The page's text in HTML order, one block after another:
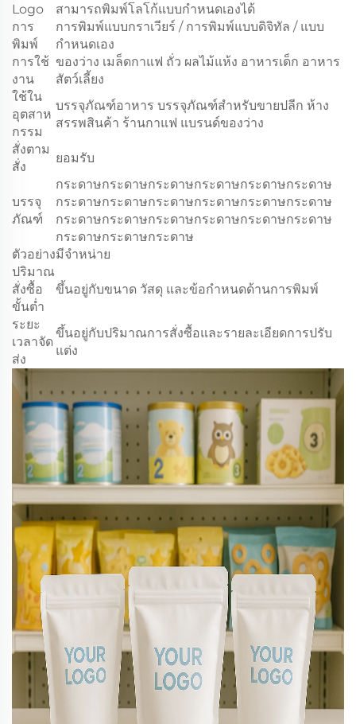
Logo
สามารถพิมพ์โลโก้แบบกำหนดเองได้
การ
พิมพ์
การพิมพ์แบบกราเวียร์ / การพิมพ์แบบดิจิทัล / แบบ
กำหนดเอง
การใช้
งาน
ของว่าง เมล็ดกาแฟ ถั่ว ผลไม้แห้ง อาหารเด็ก อาหาร
สัตว์เลี้ยง
ใช้ใน
อุตสาห
กรรม
บรรจุภัณฑ์อาหาร บรรจุภัณฑ์สำหรับขายปลีก ห้าง
สรรพสินค้า ร้านกาแฟ แบรนด์ของว่าง
สั่งตาม
สั่ง
ยอมรับ
บรรจุ
ภัณฑ์
กระดาษกระดาษกระดาษกระดาษกระดาษกระดาษ
กระดาษกระดาษกระดาษกระดาษกระดาษกระดาษ
กระดาษกระดาษกระดาษกระดาษกระดาษกระดาษ
กระดาษกระดาษกระดาษ
ตัวอย่างมีจำหน่าย
ปริมาณ
สั่งซื้อ
ขั้นต่ำ
ขึ้นอยู่กับขนาด วัสดุ และข้อกำหนดด้านการพิมพ์
ระยะ
เวลาจัด
ส่ง
ขึ้นอยู่กับปริมาณการสั่งซื้อและรายละเอียดการปรับ
แต่ง